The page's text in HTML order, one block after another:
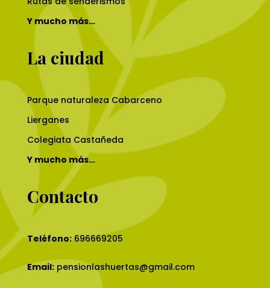
Y mucho más…
La ciudad
Parque naturaleza Cabarceno
Lierganes
Colegiata Castañeda
Y mucho más…
Contacto
Teléfono: 696669205
Email: pensionlashuertas@gmail.com